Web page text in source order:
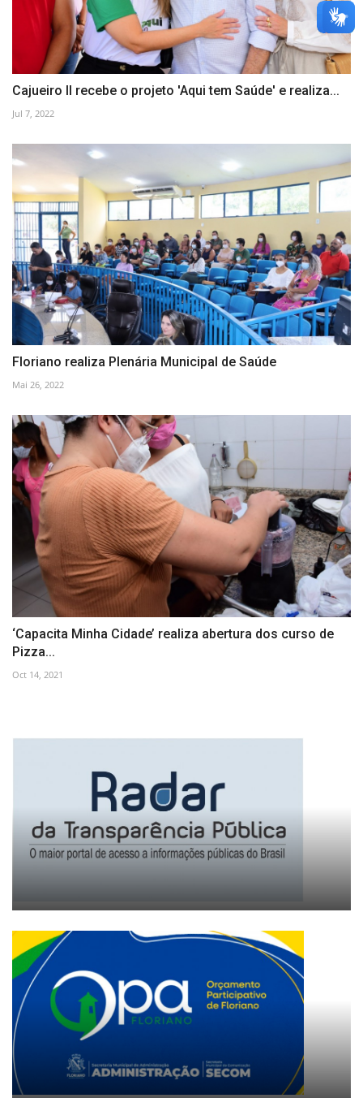
Cajueiro II recebe o projeto 'Aqui tem Saúde' e realiza...
Jul 7, 2022
Floriano realiza Plenária Municipal de Saúde
Mai 26, 2022
‘Capacita Minha Cidade’ realiza abertura dos curso de
Pizza...
Oct 14, 2021